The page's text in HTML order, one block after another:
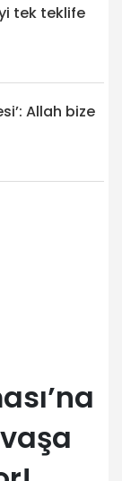
tek teklife
Allah bize